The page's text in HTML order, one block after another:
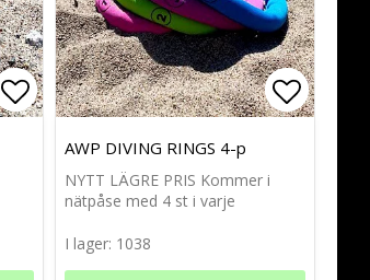
Lägg till i favoritlistan
Lägg till i favoritlistan
AWP DIVING RINGS 4-p
NYTT LÄGRE PRIS Kommer i
nätpåse med 4 st i varje
I lager: 1038